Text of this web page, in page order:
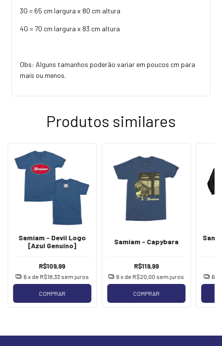
3G = 65 cm largura x 80 cm altura
4G = 70 cm largura x 83 cm altura
Obs: Alguns tamanhos poderão variar em poucos cm para
mais ou menos.
Produtos similares
Samiam - Devil Logo
[Azul Genuíno]
R$109,99
6x de R$18,33 sem juros
COMPRAR
Samiam - Capybara
R$119,99
6 x de R$20,00 sem juros
COMPRAR
6